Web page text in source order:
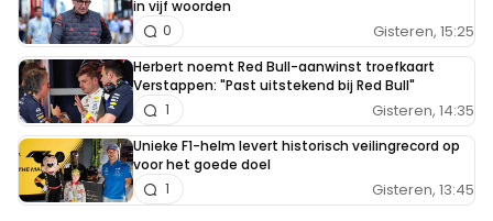
in vijf woorden
Gisteren, 15:25
0
Herbert noemt Red Bull-aanwinst troefkaart
Verstappen: "Past uitstekend bij Red Bull"
Gisteren, 14:35
1
Unieke F1-helm levert historisch veilingrecord op
voor het goede doel
Gisteren, 13:45
1